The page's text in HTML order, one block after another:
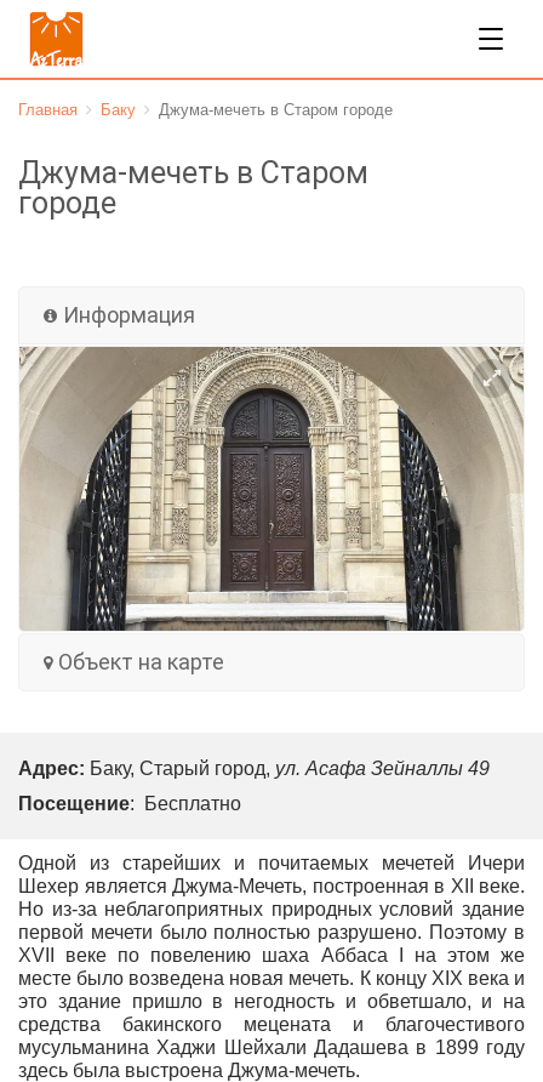
Главная Баку Джума-мечеть в Старом городе
Джума-мечеть в Старом
городе
Информация
Объект на карте
Адрес: Баку, Старый город, ул. Асафа Зейналлы 49
Посещение: Бесплатно
Одной из старейших и почитаемых мечетей Ичери
Шехер является Джума-Мечеть, построенная в XII веке.
Но из-за неблагоприятных природных условий здание
первой мечети было полностью разрушено. Поэтому в
XVII веке по повелению шаха Аббаса I на этом же
месте было возведена новая мечеть. К концу XIX века и
это здание пришло в негодность и обветшало, и на
средства бакинского мецената и благочестивого
мусульманина Хаджи Шейхали Дадашева в 1899 году
здесь была выстроена Джума-мечеть.